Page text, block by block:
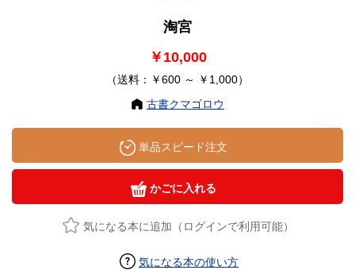
淘宮
￥10,000
（送料：￥600 ～ ￥1,000）
古書クマゴロウ
単品スピード注文
かごに入れる
気になる本に追加（ログインで利用可能）
気になる本の使い方